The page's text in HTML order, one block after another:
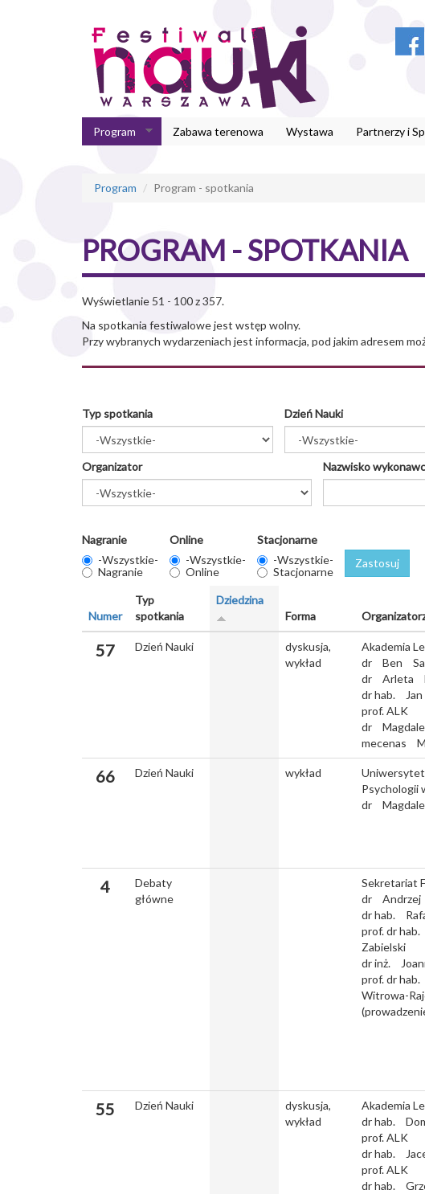
Program Zabawa terenowa Wystawa Partnerzy i
Program Program - spotkania
PROGRAM - SPOTKANIA
Wyświetlanie 51 - 100 z 357.
Na spotkania festiwalowe jest wstęp wolny.
Przy wybranych wydarzeniach jest informacja, pod jakim adresem
Typ spotkania Dzień Nauki
Organizator Nazwisko
Nagranie
-Wszystkie-
Nagranie
Online
-Wszystkie-
Online
Stacjonarne
-Wszystkie-
Stacjonarne
Zastosuj
Numer
Typ
spotkania
Dziedzina
Forma
57 Dzień Nauki
dyskusja,
wykład
Akademia
dr
Ben
dr
Arleta
dr hab.
Jan
prof. ALK
dr
mecenas
66 Dzień Nauki wykład
Uniwersytet
Psychologii
dr
4
Debaty
główne
Sekretariat
dr
Andrzej
dr hab.
prof. dr hab.
Zabielski
dr inż.
prof. dr hab.
Witrowa-
55 Dzień Nauki
dyskusja,
wykład
Akademia
dr hab.
prof. ALK
dr hab.
prof. ALK
dr hab.